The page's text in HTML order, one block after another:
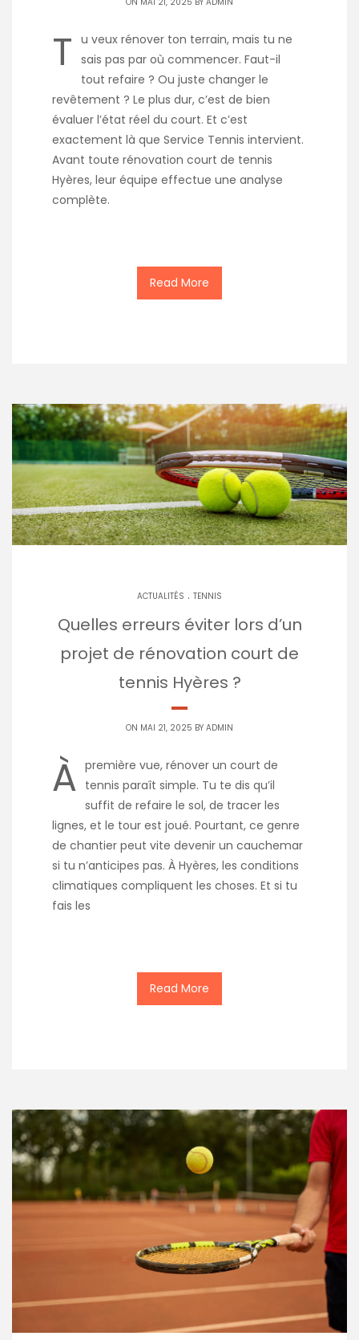
T u veux rénover ton terrain, mais tu ne
sais pas par où commencer. Faut-il
tout refaire ? Ou juste changer le
revêtement ? Le plus dur, c’est de bien
évaluer l’état réel du court. Et c’est
exactement là que Service Tennis intervient.
Avant toute rénovation court de tennis
Hyères, leur équipe effectue une analyse
complète.
Read More
ACTUALITÉS . TENNIS
Quelles erreurs éviter lors d’un
projet de rénovation court de
tennis Hyères ?
ON MAI 21, 2025 BY ADMIN
À première vue, rénover un court de
tennis paraît simple. Tu te dis qu’il
suffit de refaire le sol, de tracer les
lignes, et le tour est joué. Pourtant, ce genre
de chantier peut vite devenir un cauchemar
si tu n’anticipes pas. À Hyères, les conditions
climatiques compliquent les choses. Et si tu
fais les
Read More